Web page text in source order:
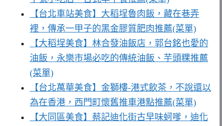
【台北車站美食】大稻埕魯肉飯，藏在巷弄
裡，傳承一甲子的黑金膠質肥肉推薦(菜單)
【大稻埕美食】林合發油飯店，郭台銘也愛的
油飯，永樂市場必吃的傳統油飯、芋頭粿推薦
(菜單)
【台北萬華美食】金獅樓-港式飲茶，不說還以
為在香港，西門町懷舊推車港點推薦(菜單)
【大同區美食】蔡記迪化街古早味蚵嗲，迪化